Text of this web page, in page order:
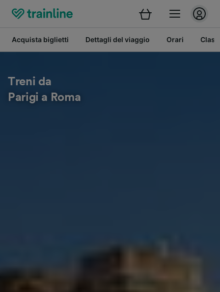
Acquista biglietti Dettagli del viaggio Orari
Treni da
Parigi a Roma